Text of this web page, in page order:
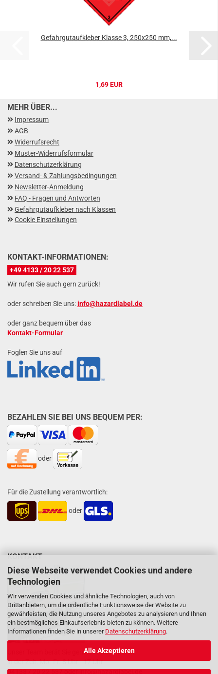
Diese Webseite verwendet Cookies und andere
Technologien
Wir verwenden Cookies und ähnliche Technologien, auch von
Drittanbietern, um die ordentliche Funktionsweise der Website zu
gewährleisten, die Nutzung unseres Angebotes zu analysieren und Ihnen
ein bestmögliches Einkaufserlebnis bieten zu können. Weitere
Informationen finden Sie in unserer Datenschutzerklärung.
Alle Akzeptieren
Gefahrgutaufkleber Klasse 3, 250x250 mm,...
1,69 EUR
MEHR ÜBER...
Impressum
AGB
Widerrufsrecht
Muster-Widerrufsformular
Datenschutzerklärung
Versand- & Zahlungsbedingungen
Newsletter-Anmeldung
FAQ - Fragen und Antworten
Gefahrgutaufkleber nach Klassen
Cookie Einstellungen
KONTAKT-INFORMATIONEN:
+49 4133 / 20 22 537
Wir rufen Sie auch gern zurück!
oder schreiben Sie uns:info@hazardlabel.de
oder ganz bequem über das
Kontakt-Formular
Foglen Sie uns auf
BEZAHLEN SIE BEI UNS BEQUEM PER:
oder
Für die Zustellung verantwortlich:
oder
KONTAKT
Unser Team berät Sie gern
in der Zeit: Mo.-Fr. 8 Uhr - 17 Uhr
04133 / 20 22 537 oderinfo@hazardlabel.de